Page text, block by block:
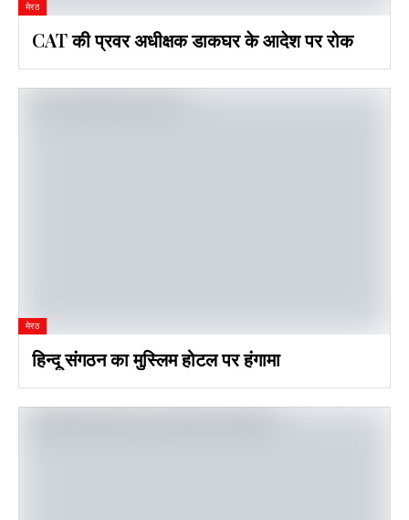
मेरठ
CAT की प्रवर अधीक्षक डाकघर के आदेश पर रोक
मेरठ
हिन्दू संगठन का मुस्लिम होटल पर हंगामा